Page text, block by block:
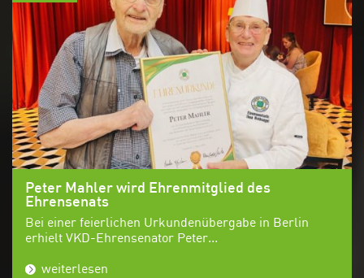
Peter Mahler wird Ehrenmitglied des
Ehrensenats
Bei einer feierlichen Urkundenübergabe in Berlin
erhielt VKD-Ehrensenator Peter...
weiterlesen